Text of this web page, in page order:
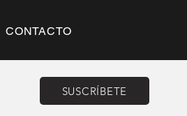
CONTACTO
SUSCRÍBETE